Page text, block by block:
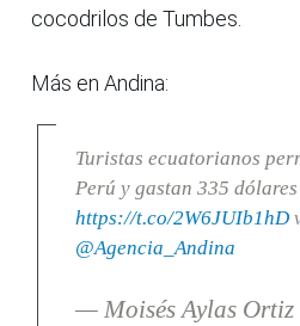
cocodrilos de Tumbes.
Más en Andina:
Turistas ecuatorianos
Perú y gastan 335
https://t.co/2W6JUIb1hD
@Agencia_Andina
— Moisés Aylas Ortiz